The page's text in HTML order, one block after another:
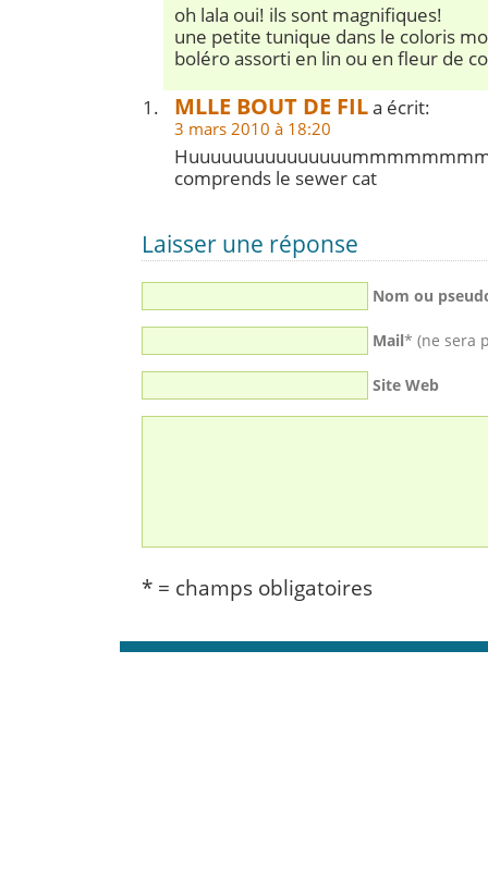
oh lala oui! ils sont magnifiques!
une petite tunique dans le coloris
boléro assorti en lin ou en fleur de
MLLE BOUT DE FILa écrit:
3 mars 2010 à 18:20
comprends le sewer cat
Laisser une réponse
Nom ou
Mail* (ne sera
Site Web
* = champs obligatoires